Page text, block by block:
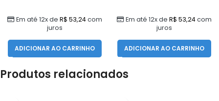
Em até 12x de R$ 53,24com
juros
ADICIONAR AO CARRINHO
Em até 12x de R$ 53,24com
juros
ADICIONAR AO CARRINHO
Produtos relacionados